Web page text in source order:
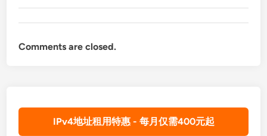
Comments are closed.
IPv4地址租用特惠 - 每月仅需400元起